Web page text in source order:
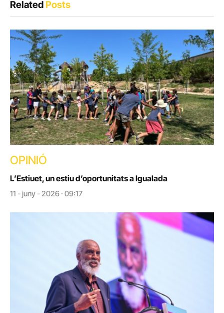
RelatedPosts
OPINIÓ
L’Estiuet, un estiu d’oportunitats a Igualada
11 - juny - 2026 · 09:17